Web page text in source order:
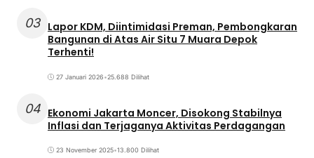
03 Lapor KDM, Diintimidasi Preman, Pembongkaran
Bangunan di Atas Air Situ 7 Muara Depok
Terhenti!
27 Januari 2026•25.688 Dilihat
04 Ekonomi Jakarta Moncer, Disokong Stabilnya
Inflasi dan Terjaganya Aktivitas Perdagangan
23 November 2025•13.800 Dilihat